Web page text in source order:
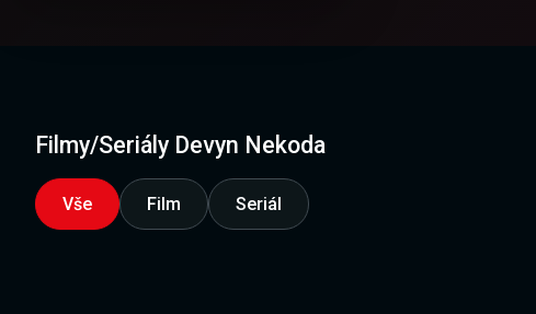
Filmy/Seriály Devyn Nekoda
Vše Film Seriál